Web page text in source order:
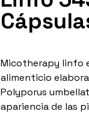
Micotherapy linfo
alimenticio
Polyporus
apariencia de las